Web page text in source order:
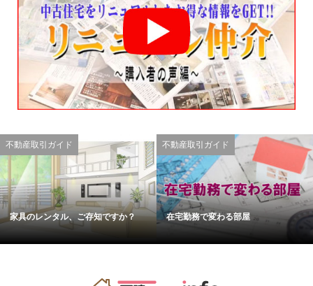
不動産取引ガイド
家具のレンタル、ご存知ですか？
不動産取引ガイド
在宅勤務で変わる部屋